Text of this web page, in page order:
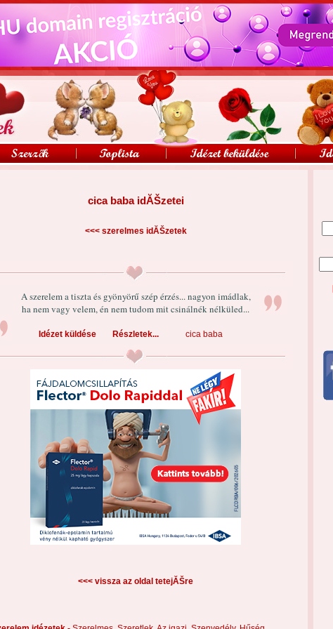
cica baba idĂŠzetei
<<< szerelmes idĂŠzetek
A szerelem a tiszta és gyönyörű szép érzés... nagyon imádlak,
ha nem vagy velem, én nem tudom mit csinálnék nélküled...
Idézet küldése Részletek... cica baba
<<< vissza az oldal tetejĂŠre